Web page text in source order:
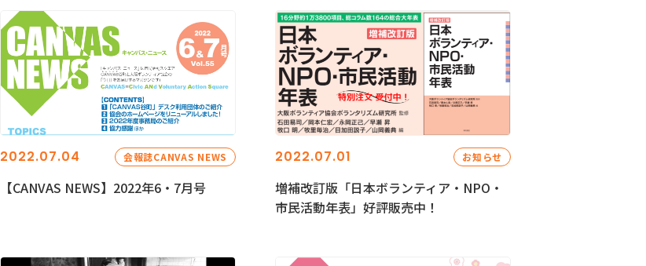
2022.07.04 会報誌CANVAS NEWS
【CANVAS NEWS】2022年6・7月号
2022.07.01 お知らせ
増補改訂版「日本ボランティア・NPO・
市民活動年表」好評販売中！